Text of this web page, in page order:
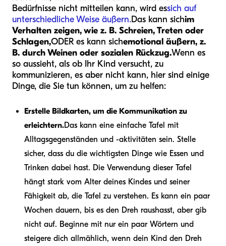
Bedürfnisse nicht mitteilen kann, wird essich auf
unterschiedliche Weise äußern.Das kann sichim
Verhalten zeigen, wie z. B. Schreien, Treten oder
Schlagen,ODER es kann sichemotional äußern, z.
B. durch Weinen oder sozialen Rückzug.Wenn es
so aussieht, als ob Ihr Kind versucht, zu
kommunizieren, es aber nicht kann, hier sind einige
Dinge, die Sie tun können, um zu helfen:
Erstelle Bildkarten, um die Kommunikation zu
erleichtern.Das kann eine einfache Tafel mit
Alltagsgegenständen und -aktivitäten sein. Stelle
sicher, dass du die wichtigsten Dinge wie Essen und
Trinken dabei hast. Die Verwendung dieser Tafel
hängt stark vom Alter deines Kindes und seiner
Fähigkeit ab, die Tafel zu verstehen. Es kann ein paar
Wochen dauern, bis es den Dreh raushasst, aber gib
nicht auf. Beginne mit nur ein paar Wörtern und
steigere dich allmählich, wenn dein Kind den Dreh